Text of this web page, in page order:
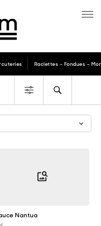
Raclettes – Fondues –
Nantua